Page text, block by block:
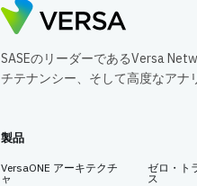
SASEのリーダーであるVersa
チテナンシー、そして高度なアナ
製品
VersaONE アーキテクチ
ャ
ゼロ・ト
ス